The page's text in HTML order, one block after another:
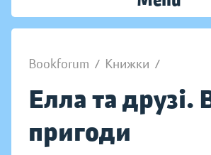
Bookforum / Книжки /
Елла та друзі.
пригоди